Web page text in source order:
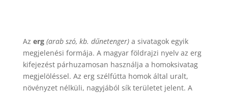
Az erg (arab szó, kb. dűnetenger)a sivatagok egyik
megjelenési formája. A magyar földrajzi nyelv az erg
kifejezést párhuzamosan használja a homoksivatag
megjelöléssel. Az erg szélfútta homok által uralt,
növényzet nélküli, nagyjából sík területet jelent. A